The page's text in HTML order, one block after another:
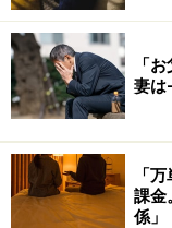
れも苦痛ですね」
「
妻は
「
課金
係」